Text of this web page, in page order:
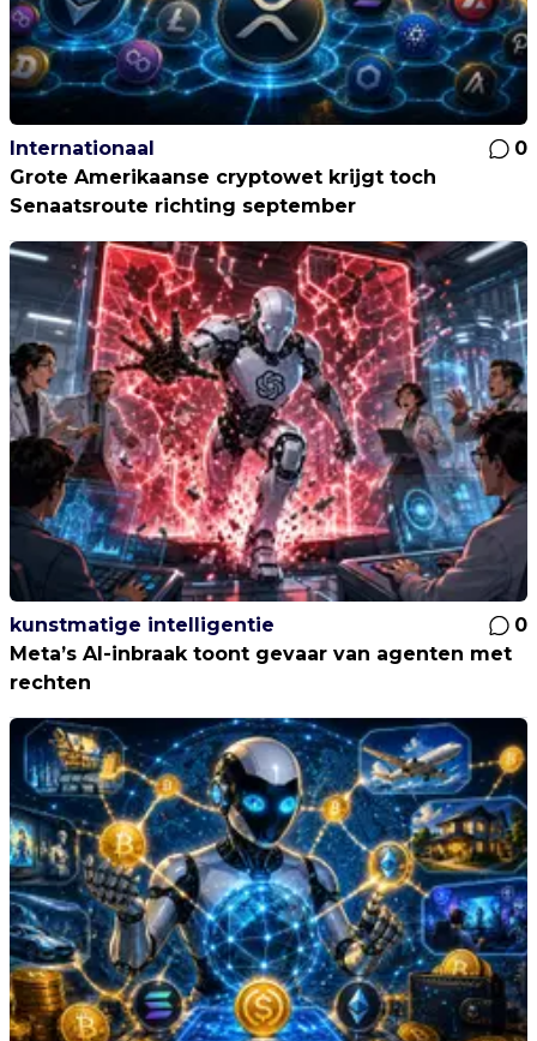
Internationaal
0
Grote Amerikaanse cryptowet krijgt toch
Senaatsroute richting september
kunstmatige intelligentie
0
Meta’s AI-inbraak toont gevaar van agenten met
rechten